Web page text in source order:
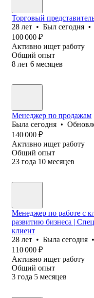
Торговый
28 лет • Был сегодня •
100 000 ₽
Активно ищет работу
Общий опыт
8 лет 6 месяцев
Менеджер по продажам
Была сегодня •
140 000 ₽
Активно ищет работу
Общий опыт
23 года 10 месяцев
Менеджер по работе с
развитию бизнеса |
клиент
28 лет • Была сегодня •
110 000 ₽
Активно ищет работу
Общий опыт
3 года 5 месяцев